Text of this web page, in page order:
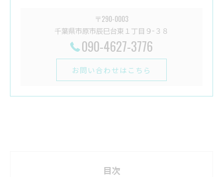
〒290-0003
千葉県市原市辰巳台東１丁目９−３８
090-4627-3776
お問い合わせはこちら
目次